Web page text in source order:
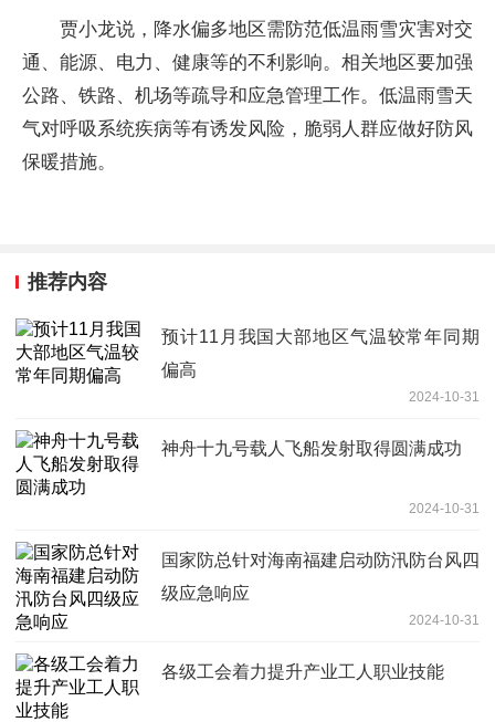
贾小龙说，降水偏多地区需防范低温雨雪灾害对交
通、能源、电力、健康等的不利影响。相关地区要加强
公路、铁路、机场等疏导和应急管理工作。低温雨雪天
气对呼吸系统疾病等有诱发风险，脆弱人群应做好防风
保暖措施。
推荐内容
预计11月我国大部地区气温较常年同期
偏高
2024-10-31
神舟十九号载人飞船发射取得圆满成功
2024-10-31
国家防总针对海南福建启动防汛防台风四
级应急响应
2024-10-31
各级工会着力提升产业工人职业技能